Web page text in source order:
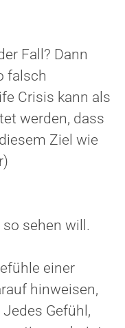
Fall? Dann
falsch
Crisis kann als
werden, dass
Ziel wie
sehen will.
einer
hinweisen,
Gefühl,